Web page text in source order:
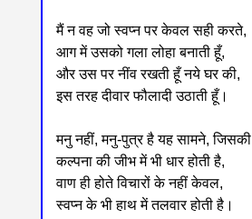
मैं न वह जो स्वप्न पर केवल सही करते,
आग में उसको गला लोहा बनाती हूँ,
और उस पर नींव रखती हूँ नये घर की,
इस तरह दीवार फौलादी उठाती हूँ।
मनु नहीं, मनु-पुत्र है यह सामने, जिसकी
कल्पना की जीभ में भी धार होती है,
वाण ही होते विचारों के नहीं केवल,
स्वप्न के भी हाथ में तलवार होती है।